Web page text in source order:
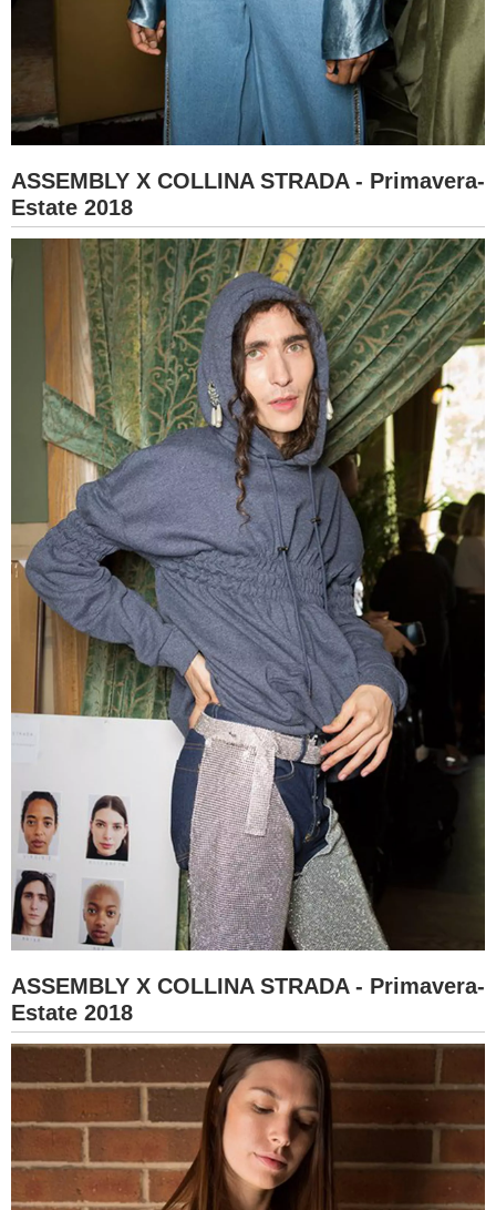
ASSEMBLY X COLLINA STRADA - Primavera-
Estate 2018
ASSEMBLY X COLLINA STRADA - Primavera-
Estate 2018